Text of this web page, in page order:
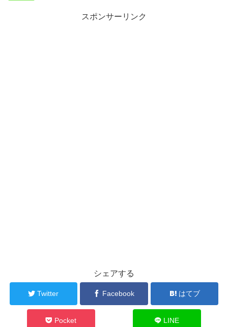
スポンサーリンク
シェアする
Twitter Facebook はてブ
Pocket LINE